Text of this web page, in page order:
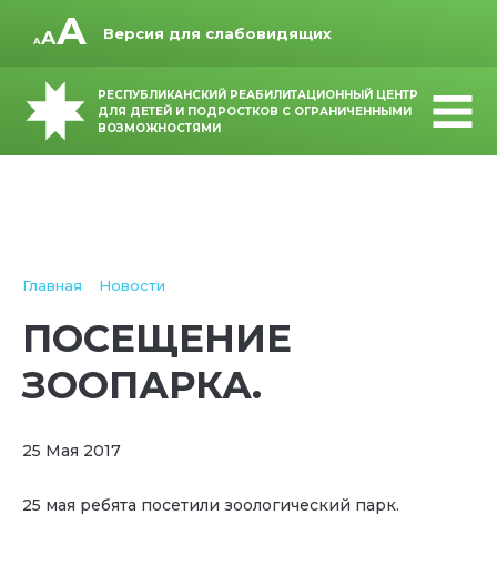
Версия для слабовидящих
РЕСПУБЛИКАНСКИЙ РЕАБИЛИТАЦИОННЫЙ ЦЕНТР
ДЛЯ ДЕТЕЙ И ПОДРОСТКОВ С ОГРАНИЧЕННЫМИ
ВОЗМОЖНОСТЯМИ
Главная Новости
ПОСЕЩЕНИЕ
ЗООПАРКА.
25 Мая 2017
25 мая ребята посетили зоологический парк.